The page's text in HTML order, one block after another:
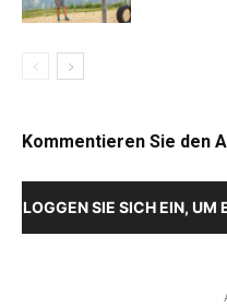
Kommentieren Sie den
LOGGEN SIE SICH EIN, UM